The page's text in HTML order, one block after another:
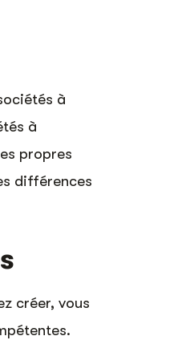
à
à
propres
différences
créer, vous